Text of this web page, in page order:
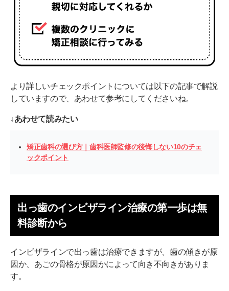
より詳しいチェックポイントについては以下の記事で解説
していますので、あわせて参考にしてくださいね。
↓あわせて読みたい
矯正歯科の選び方｜歯科医師監修の後悔しない10のチェ
ックポイント
出っ歯のインビザライン治療の第一歩は無
料診断から
インビザラインで出っ歯は治療できますが、歯の傾きが原
因か、あごの骨格が原因かによって向き不向きがありま
す。